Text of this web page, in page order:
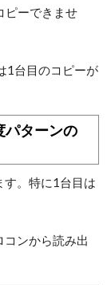
ピーできませ
1台目のコピーが
パターンの
す。特に1台目は
ンから読み出